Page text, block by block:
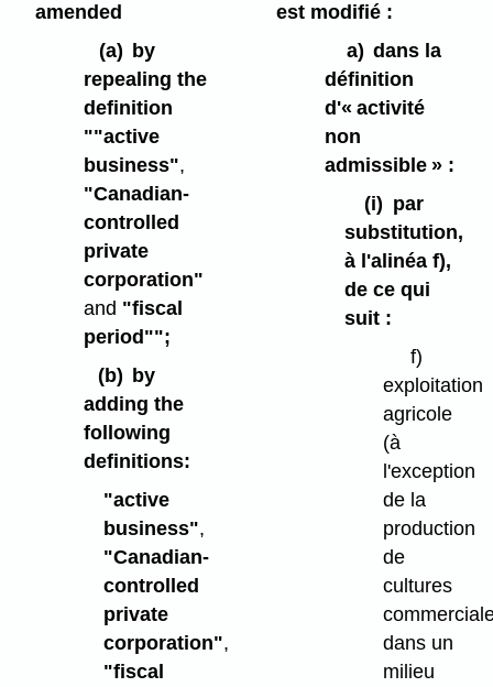
amended
(a) by
repealing the
definition
""active
business",
"Canadian-
controlled
private
corporation"
and "fiscal
period"";
(b) by
adding the
following
definitions:
"active
business",
"Canadian-
controlled
private
corporation",
"fiscal
est modifié :
a) dans la
définition
d'« activité
non
admissible » :
(i) par
substitution,
à l'alinéa f),
de ce qui
suit :
f)
exploitation
agricole
(à
l'exception
de la
production
de
cultures
dans un
milieu